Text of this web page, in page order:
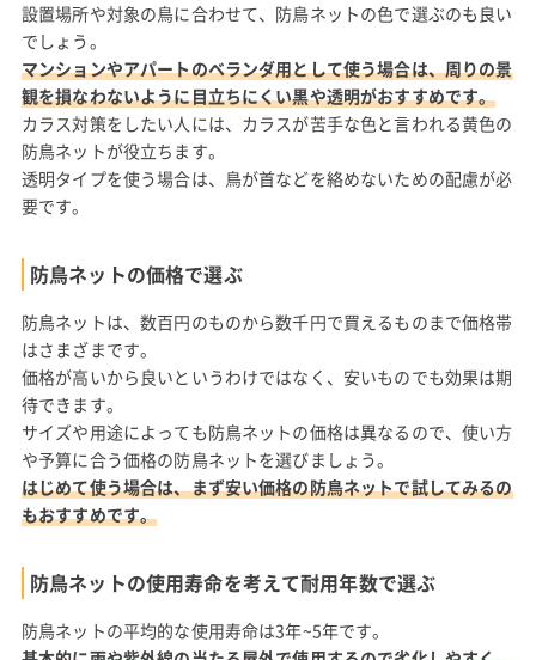
設置場所や対象の鳥に合わせて、防鳥ネットの色で選ぶのも良い
でしょう。
マンションやアパートのベランダ用として使う場合は、周りの景
観を損なわないように目立ちにくい黒や透明がおすすめです。
カラス対策をしたい人には、カラスが苦手な色と言われる黄色の
防鳥ネットが役立ちます。
透明タイプを使う場合は、鳥が首などを絡めないための配慮が必
要です。
防鳥ネットの価格で選ぶ
防鳥ネットは、数百円のものから数千円で買えるものまで価格帯
はさまざまです。
価格が高いから良いというわけではなく、安いものでも効果は期
待できます。
サイズや用途によっても防鳥ネットの価格は異なるので、使い方
や予算に合う価格の防鳥ネットを選びましょう。
はじめて使う場合は、まず安い価格の防鳥ネットで試してみるの
もおすすめです。
防鳥ネットの使用寿命を考えて耐用年数で選ぶ
防鳥ネットの平均的な使用寿命は3年~5年です。